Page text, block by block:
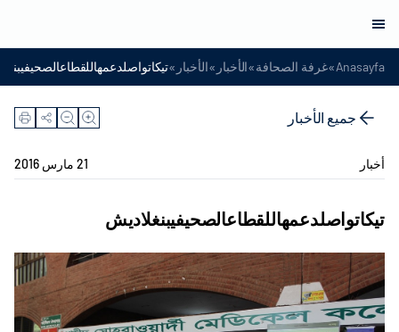
Anasayfa
»غرفة الصحافة»الأخبار »الأخبار »
جميع الأخبار
أخبار 21 مارس 2016
تيكاتواصلدعمهاللقطاعالصحيفيبنغلاديش